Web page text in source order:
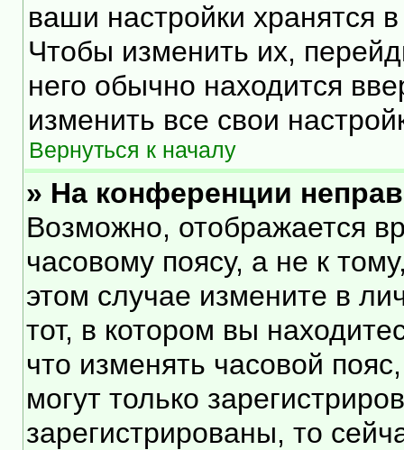
ваши настройки хранятся
Чтобы изменить их,
него обычно находится
изменить все свои
Вернуться к началу
» На конференции
Возможно, отображается
часовому поясу, а не к
этом случае измените в
тот, в котором вы
что изменять часовой
могут только
зарегистрированы, то